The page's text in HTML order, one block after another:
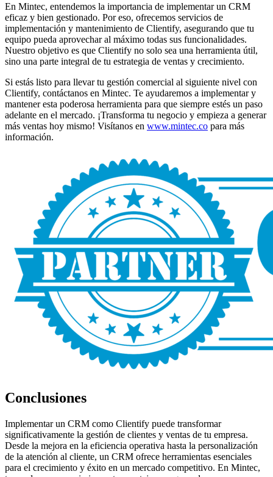
En Mintec, entendemos la importancia de implementar un CRM
eficaz y bien gestionado. Por eso, ofrecemos servicios de
implementación y mantenimiento de Clientify, asegurando que tu
equipo pueda aprovechar al máximo todas sus funcionalidades.
Nuestro objetivo es que Clientify no solo sea una herramienta útil,
sino una parte integral de tu estrategia de ventas y crecimiento.
Si estás listo para llevar tu gestión comercial al siguiente nivel con
Clientify, contáctanos en Mintec. Te ayudaremos a implementar y
mantener esta poderosa herramienta para que siempre estés un paso
adelante en el mercado. ¡Transforma tu negocio y empieza a generar
más ventas hoy mismo! Visítanos en www.mintec.co para más
información.
Conclusiones
Implementar un CRM como Clientify puede transformar
significativamente la gestión de clientes y ventas de tu empresa.
Desde la mejora en la eficiencia operativa hasta la personalización
de la atención al cliente, un CRM ofrece herramientas esenciales
para el crecimiento y éxito en un mercado competitivo. En Mintec,